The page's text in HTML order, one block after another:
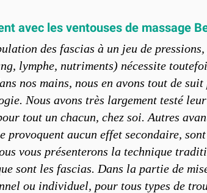
avec les ventouses de massage
des fascias à un jeu de
lymphe, nutriments) nécessite
nos mains, nous en avons tout de
Nous avons très largement testé
tout un chacun, chez soi. Autres
aucun effet secondaire,
vous présenterons la technique
sont les fascias. Dans la partie de
ou individuel, pour tous types de